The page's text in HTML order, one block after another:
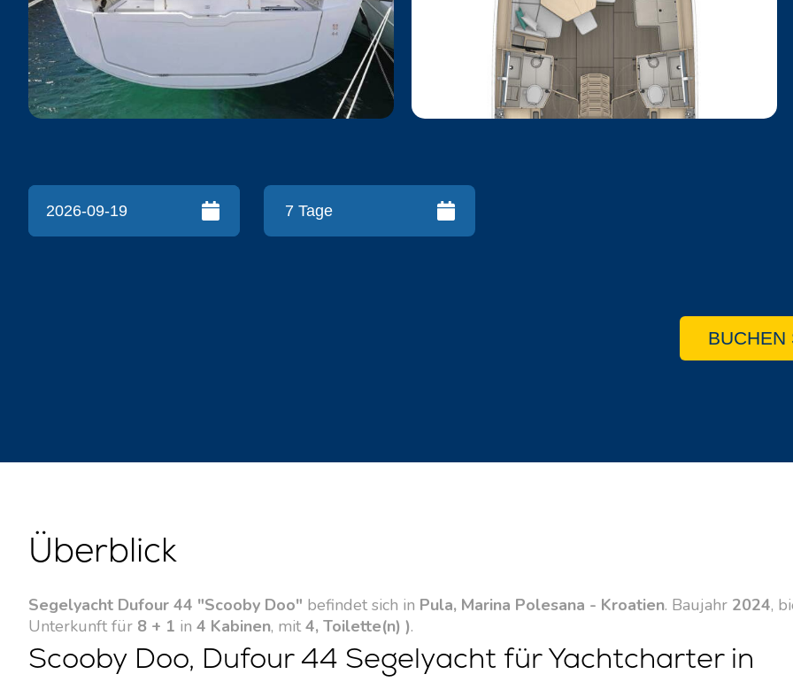
BUCHEN
Überblick
Segelyacht Dufour 44 "Scooby Doo" befindet sich in Pula, Marina Polesana - Kroatien. Baujahr 2024,
Unterkunft für 8 + 1 in 4 Kabinen, mit 4, Toilette(n) ).
Scooby Doo, Dufour 44 Segelyacht für Yachtcharter in